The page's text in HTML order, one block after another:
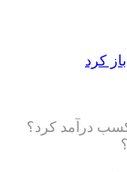
کرد
درآمد کرد؟